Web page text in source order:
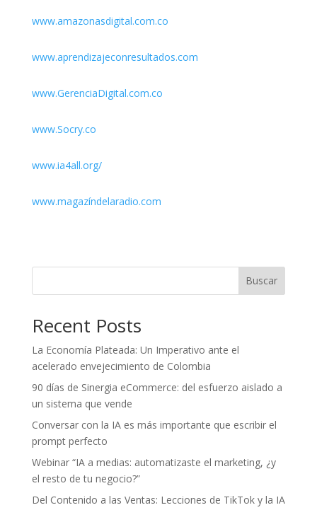
www.amazonasdigital.com.co
www.aprendizajeconresultados.com
www.GerenciaDigital.com.co
www.Socry.co
www.ia4all.org/
www.magazíndelaradio.com
Buscar
Recent Posts
La Economía Plateada: Un Imperativo ante el
acelerado envejecimiento de Colombia
90 días de Sinergia eCommerce: del esfuerzo aislado a
un sistema que vende
Conversar con la IA es más importante que escribir el
prompt perfecto
Webinar “IA a medias: automatizaste el marketing, ¿y
el resto de tu negocio?”
Del Contenido a las Ventas: Lecciones de TikTok y la IA